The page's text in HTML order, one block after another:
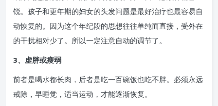
锐。孩子和更年期的妇女的头发问题是最好治疗也最容易自
动恢复的。因为这个年纪段的思想往往单纯而直接，受外在
的干扰相对少了。所以一定注意自动的调节了。
3、虚胖或瘦弱
前者是喝水都长肉，后者是吃一百碗饭也吃不胖。必须永远
戒除，早睡觉，适当运动，才能逐渐恢复。